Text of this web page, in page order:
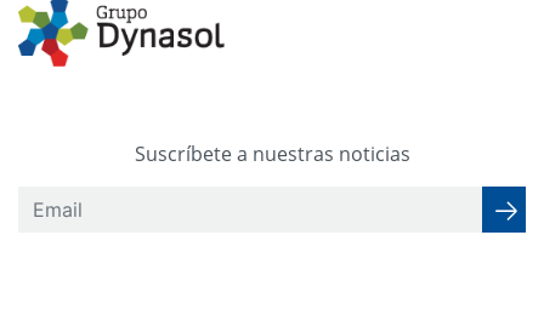
Suscríbete a nuestras noticias